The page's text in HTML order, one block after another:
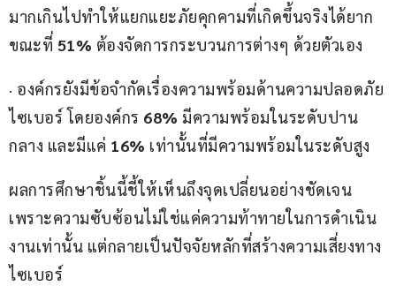
มากเกินไปทำให้แยกแยะภัยคุกคามที่เกิดขึ้นจริงได้ยาก
ขณะที่ 51% ต้องจัดการกระบวนการต่างๆ ด้วยตัวเอง
· องค์กรยังมีข้อจำกัดเรื่องความพร้อมด้านความปลอดภัย
ไซเบอร์ โดยองค์กร 68% มีความพร้อมในระดับปาน
กลาง และมีแค่ 16% เท่านั้นที่มีความพร้อมในระดับสูง
ผลการศึกษาชิ้นนี้ชี้ให้เห็นถึงจุดเปลี่ยนอย่างชัดเจน
เพราะความซับซ้อนไม่ใช่แค่ความท้าทายในการดำเนิน
งานเท่านั้น แต่กลายเป็นปัจจัยหลักที่สร้างความเสี่ยงทาง
ไซเบอร์